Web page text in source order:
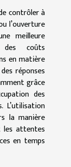
contrôler à
l’ouverture
meilleure
coûts
en matière
réponses
grâce
des
L’utilisation
la manière
les attentes
en temps